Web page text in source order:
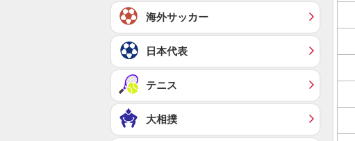
海外サッカー
日本代表
テニス
大相撲